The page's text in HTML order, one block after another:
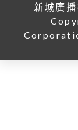
新城廣